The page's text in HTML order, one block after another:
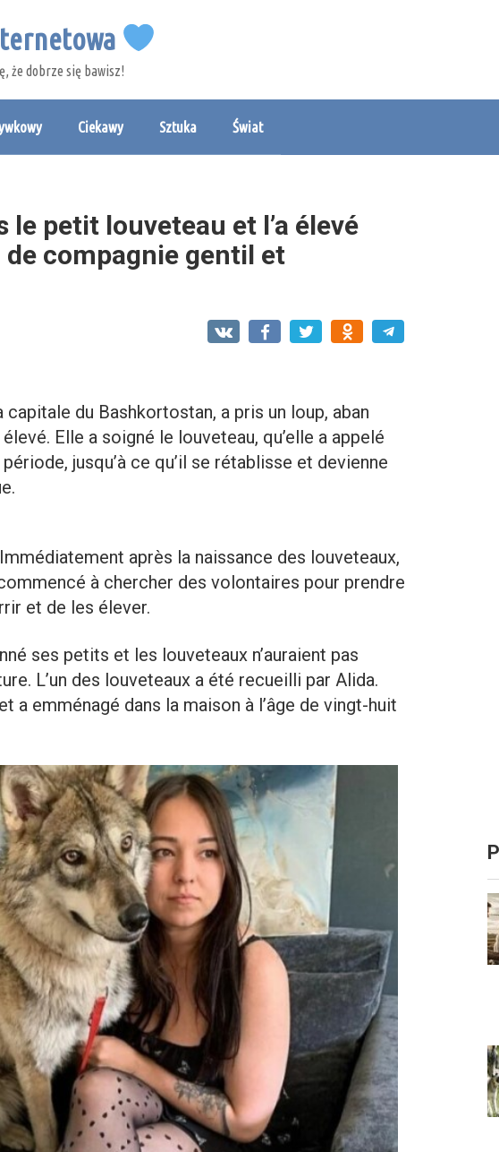
że dobrze się bawisz!
Ciekawy Sztuka Świat
le petit louveteau et l’a élevé
compagnie gentil et
capitale du Bashkortostan, a pris un loup, aban
Elle a soigné le louveteau, qu’elle a appelé
jusqu’à ce qu’il se rétablisse et devienne
après la naissance des louveteaux,
à chercher des volontaires pour prendre
et de les élever.
ses petits et les louveteaux n’auraient pas
L’un des louveteaux a été recueilli par Alida.
a emménagé dans la maison à l’âge de vingt-huit